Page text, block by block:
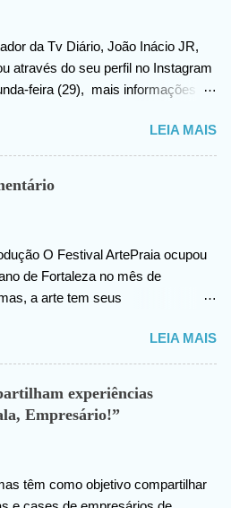
da Tv Diário, João Inácio JR,
através do seu perfil no Instagram
feira (29), mais informações
alguns dias atrás. João confirma que
foram negativos para câncer de
ele agradece ao criador
no vídeo compartilhado na
LEIA MAIS
O Festival ArtePraia ocupou
de Fortaleza no mês de
a arte tem seus
feira (07), o festival vai lançar o
“ArtePraia: Poéticas
- mostrando um pouco da energia
o Festival, que este ano propôs
artísticas. Durante 3 dias, os
do público os mais
memórias afetivas e novas
LEIA MAIS
experiências
Empresário!”
têm como objetivo compartilhar